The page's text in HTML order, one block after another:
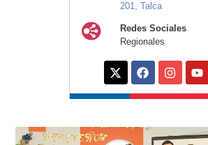
201, Talca
Redes Sociales
Regionales